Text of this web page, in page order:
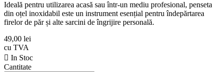
Ideală pentru utilizarea acasă sau într-un mediu profesional, penseta
din oțel inoxidabil este un instrument esențial pentru îndepărtarea
firelor de păr și alte sarcini de îngrijire personală.
49,00 lei
cu TVA
 In Stoc
Cantitate